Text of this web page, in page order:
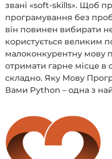
звані «soft-skills». Щоб
програмування без
він повинен вибирати
користується великим
малоконкурентну мову
отримати гарне місце в
складно. Яку Мову
Вами Python – одна з